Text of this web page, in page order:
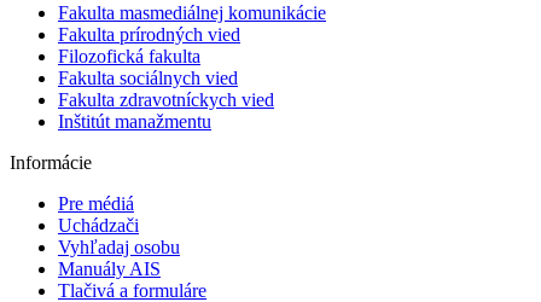
Fakulta masmediálnej komunikácie
Fakulta prírodných vied
Filozofická fakulta
Fakulta sociálnych vied
Fakulta zdravotníckych vied
Inštitút manažmentu
Informácie
Pre médiá
Uchádzači
Vyhľadaj osobu
Manuály AIS
Tlačivá a formuláre